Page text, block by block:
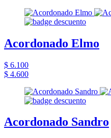
Acordonado Elmo
$ 6.100
$ 4.600
Acordonado Sandro